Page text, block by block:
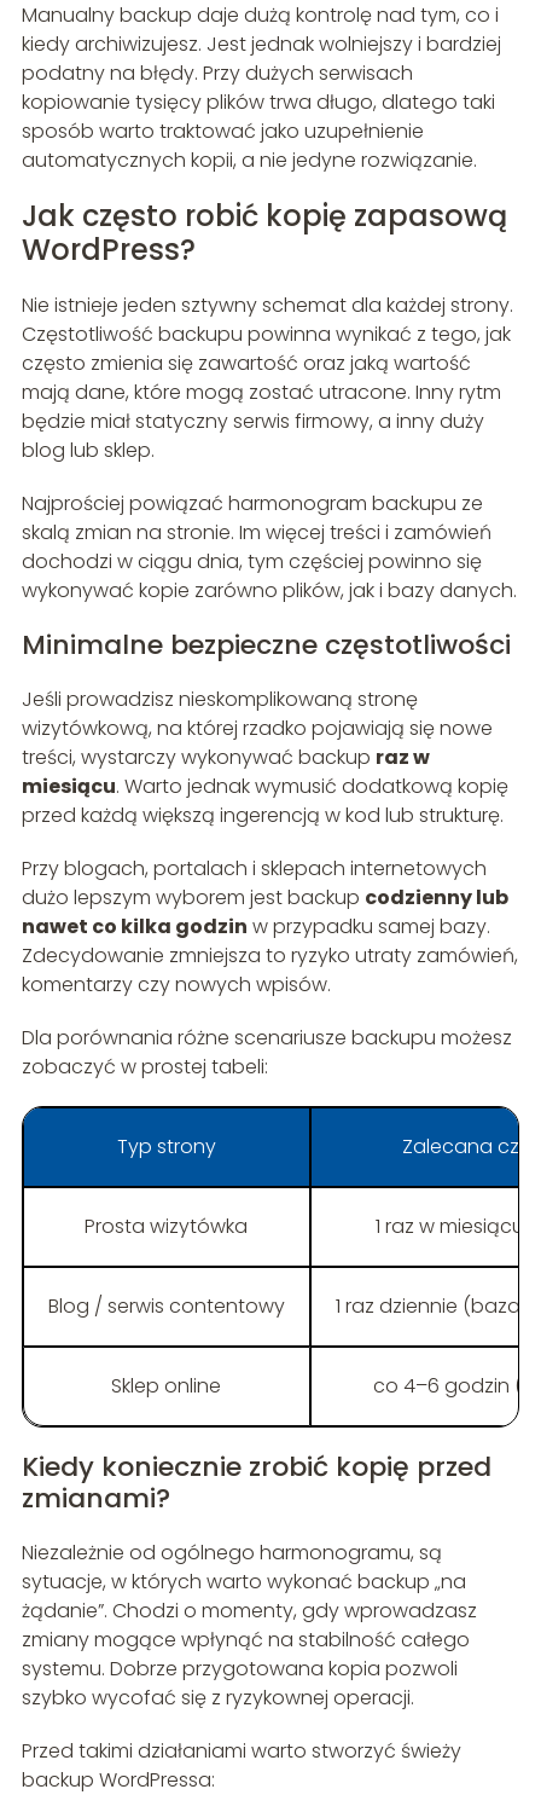
Manualny backup daje dużą kontrolę nad tym, co i
kiedy archiwizujesz. Jest jednak wolniejszy i bardziej
podatny na błędy. Przy dużych serwisach
kopiowanie tysięcy plików trwa długo, dlatego taki
sposób warto traktować jako uzupełnienie
automatycznych kopii, a nie jedyne rozwiązanie.
Jak często robić kopię zapasową
WordPress?
Nie istnieje jeden sztywny schemat dla każdej strony.
Częstotliwość backupu powinna wynikać z tego, jak
często zmienia się zawartość oraz jaką wartość
mają dane, które mogą zostać utracone. Inny rytm
będzie miał statyczny serwis firmowy, a inny duży
blog lub sklep.
Najprościej powiązać harmonogram backupu ze
skalą zmian na stronie. Im więcej treści i zamówień
dochodzi w ciągu dnia, tym częściej powinno się
wykonywać kopie zarówno plików, jak i bazy danych.
Minimalne bezpieczne częstotliwości
Jeśli prowadzisz nieskomplikowaną stronę
wizytówkową, na której rzadko pojawiają się nowe
treści, wystarczy wykonywać backup raz w
miesiącu. Warto jednak wymusić dodatkową kopię
przed każdą większą ingerencją w kod lub strukturę.
Przy blogach, portalach i sklepach internetowych
dużo lepszym wyborem jest backup codzienny lub
nawet co kilka godzin w przypadku samej bazy.
Zdecydowanie zmniejsza to ryzyko utraty zamówień,
komentarzy czy nowych wpisów.
Dla porównania różne scenariusze backupu możesz
zobaczyć w prostej tabeli:
Typ strony Zalecana
Prosta wizytówka 1 raz w miesiącu
Blog / serwis contentowy 1 raz dziennie
Sklep online co 4–6 godzin
Kiedy koniecznie zrobić kopię przed
zmianami?
Niezależnie od ogólnego harmonogramu, są
sytuacje, w których warto wykonać backup „na
żądanie”. Chodzi o momenty, gdy wprowadzasz
zmiany mogące wpłynąć na stabilność całego
systemu. Dobrze przygotowana kopia pozwoli
szybko wycofać się z ryzykownej operacji.
Przed takimi działaniami warto stworzyć świeży
backup WordPressa: